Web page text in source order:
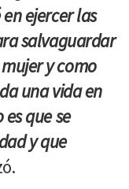
ejercer las
salvaguardar
y como
una vida en
que se
y que